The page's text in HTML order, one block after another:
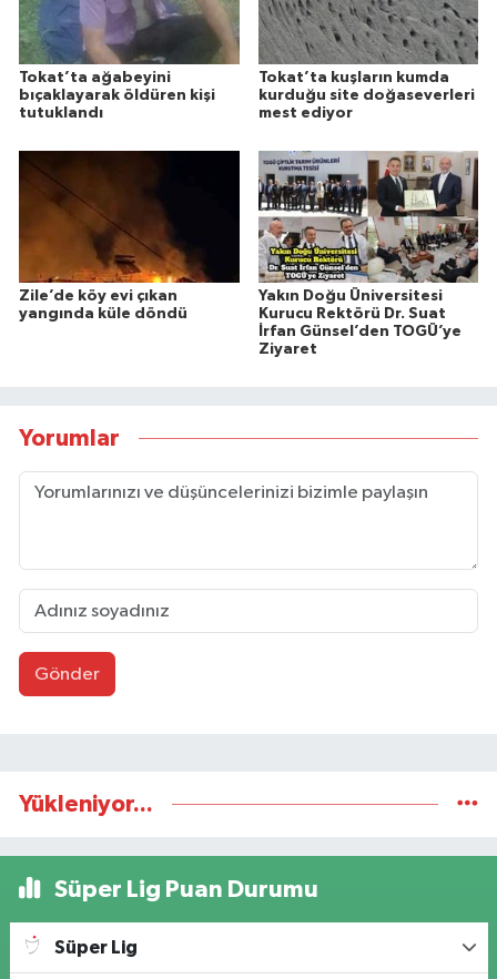
Tokat’ta ağabeyini
bıçaklayarak öldüren kişi
tutuklandı
Tokat’ta kuşların kumda
kurduğu site doğaseverleri
mest ediyor
Zile’de köy evi çıkan
yangında küle döndü
Yakın Doğu Üniversitesi
Kurucu Rektörü Dr. Suat
İrfan Günsel’den TOGÜ’ye
Ziyaret
Yorumlar
Gönder
Yükleniyor...
Süper Lig Puan Durumu
Süper Lig